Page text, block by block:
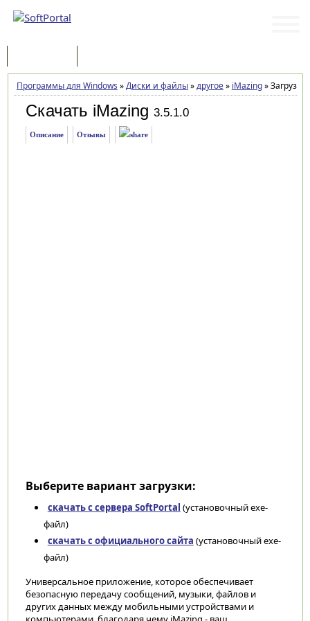
Программы для Windows »Диски и файлы»другое» iMazing»Загрузка
Скачать iMazing 3.5.1.0
Описание Отзывы
Выберите вариант загрузки:
скачать с сервера SoftPortal (установочный exe-
файл)
скачать с официального сайта (установочный exe-
файл)
Универсальное приложение, которое обеспечивает
безопасную передачу сообщений, музыки, файлов и
других данных между мобильными устройствами и